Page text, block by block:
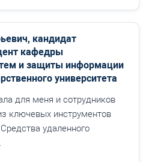
кандидат
кафедры
и защиты информации
университета
для меня и сотрудников
ключевых инструментов
удаленного